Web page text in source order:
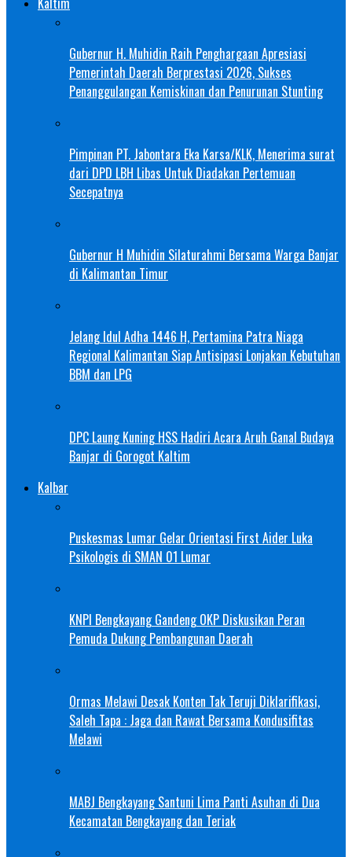
Gubernur H. Muhidin Raih Penghargaan Apresiasi
Pemerintah Daerah Berprestasi 2026, Sukses
Penanggulangan Kemiskinan dan Penurunan Stunting
Pimpinan PT. Jabontara Eka Karsa/KLK, Menerima surat
dari DPD LBH Libas Untuk Diadakan Pertemuan
Secepatnya
Gubernur H Muhidin Silaturahmi Bersama Warga Banjar
di Kalimantan Timur
Jelang Idul Adha 1446 H, Pertamina Patra Niaga
Regional Kalimantan Siap Antisipasi Lonjakan Kebutuhan
BBM dan LPG
DPC Laung Kuning HSS Hadiri Acara Aruh Ganal Budaya
Banjar di Gorogot Kaltim
Kalbar
Puskesmas Lumar Gelar Orientasi First Aider Luka
Psikologis di SMAN 01 Lumar
KNPI Bengkayang Gandeng OKP Diskusikan Peran
Pemuda Dukung Pembangunan Daerah
Ormas Melawi Desak Konten Tak Teruji Diklarifikasi,
Saleh Tapa : Jaga dan Rawat Bersama Kondusifitas
Melawi
MABJ Bengkayang Santuni Lima Panti Asuhan di Dua
Kecamatan Bengkayang dan Teriak